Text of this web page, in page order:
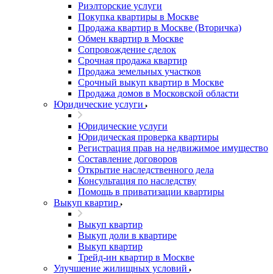
Риэлторские услуги
Покупка квартиры в Москве
Продажа квартир в Москве (Вторичка)
Обмен квартир в Москве
Сопровождение сделок
Срочная продажа квартир
Продажа земельных участков
Срочный выкуп квартир в Москве
Продажа домов в Московской области
Юридические услуги
Юридические услуги
Юридическая проверка квартиры
Регистрация прав на недвижимое имущество
Составление договоров
Открытие наследственного дела
Консультация по наследству
Помощь в приватизации квартиры
Выкуп квартир
Выкуп квартир
Выкуп доли в квартире
Выкуп квартир
Трейд-ин квартир в Москве
Улучшение жилищных условий